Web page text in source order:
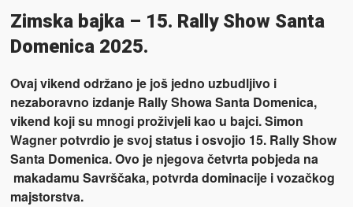
Zimska bajka – 15. Rally Show Santa
Domenica 2025.
Ovaj vikend održano je još jedno uzbudljivo i
nezaboravno izdanje Rally Showa Santa Domenica,
vikend koji su mnogi proživjeli kao u bajci. Simon
Wagner potvrdio je svoj status i osvojio 15. Rally Show
Santa Domenica. Ovo je njegova četvrta pobjeda na
makadamu Savrščaka, potvrda dominacije i vozačkog
majstorstva.